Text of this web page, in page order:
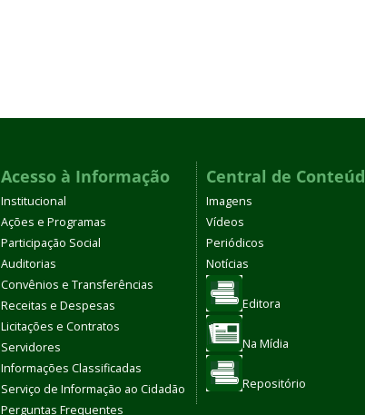
Acesso à Informação
Institucional
Ações e Programas
Participação Social
Auditorias
Convênios e Transferências
Receitas e Despesas
Licitações e Contratos
Servidores
Informações Classificadas
Serviço de Informação ao Cidadão
Perguntas Frequentes
Central de
Imagens
Vídeos
Periódicos
Notícias
Editora
Na Mídia
Repositório